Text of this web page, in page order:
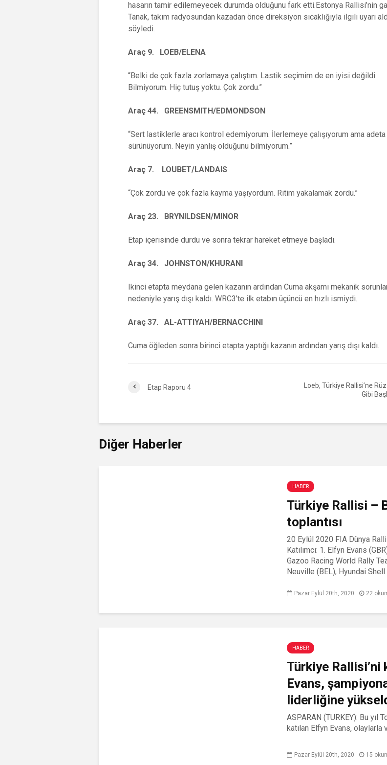
hasarın tamir edilemeyecek durumda olduğunu fark etti.Estonya Rallisi’nin
Tanak, takım radyosundan kazadan önce direksiyon sıcaklığıyla ilgili uyarı
söyledi.
Araç 9. LOEB/ELENA
“Belki de çok fazla zorlamaya çalıştım. Lastik seçimim de en iyisi değildi.
Bilmiyorum. Hiç tutuş yoktu. Çok zordu.”
Araç 44. GREENSMITH/EDMONDSON
“Sert lastiklerle aracı kontrol edemiyorum. İlerlemeye çalışıyorum ama adeta
sürünüyorum. Neyin yanlış olduğunu bilmiyorum.”
Araç 7. LOUBET/LANDAIS
“Çok zordu ve çok fazla kayma yaşıyordum. Ritim yakalamak zordu.”
Araç 23. BRYNILDSEN/MINOR
Etap içerisinde durdu ve sonra tekrar hareket etmeye başladı.
Araç 34. JOHNSTON/KHURANI
Ikinci etapta meydana gelen kazanın ardından Cuma akşamı mekanik
nedeniyle yarış dışı kaldı. WRC3’te ilk etabın üçüncü en hızlı ismiydi.
Araç 37. AL-ATTIYAH/BERNACCHINI
Cuma öğleden sonra birinci etapta yaptığı kazanın ardından yarış dışı kaldı.
Etap Raporu 4
Loeb, Türkiye Rallisi’ne
Gibi
Diğer Haberler
HABER
Türkiye Rallisi –
toplantısı
20 Eylül 2020 FIA Dünya
Katılımcı: 1. Elfyn Evans
Gazoo Racing World Rally
Neuville (BEL), Hyundai
Pazar Eylül 20th, 2020 22
HABER
Türkiye Rallisi’ni
Evans,
liderliğine
ASPARAN (TURKEY): Bu yıl
katılan Elfyn Evans, olaylarla
Pazar Eylül 20th, 2020 15